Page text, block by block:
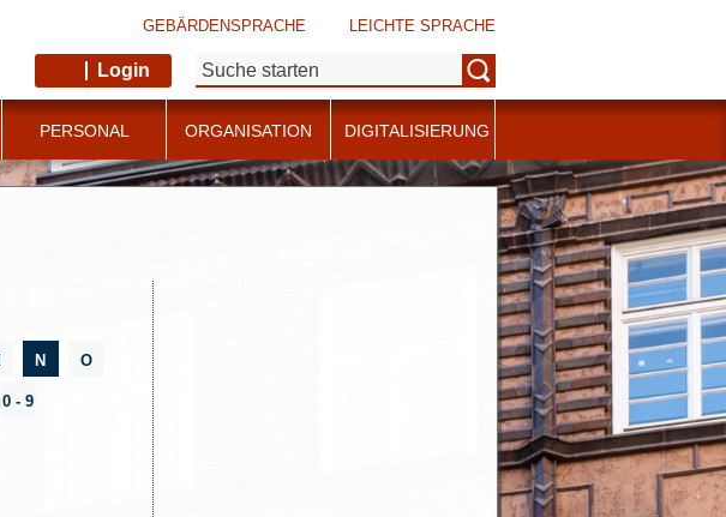
GEBÄRDENSPRACHE LEICHTE SPRACHE
Login Suche:
PERSONAL ORGANISATION DIGITALISIERUNG
N O
0 - 9